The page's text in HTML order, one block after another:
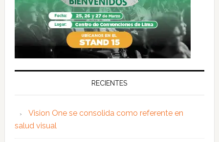
RECIENTES
Vision One se consolida como referente en
salud visual